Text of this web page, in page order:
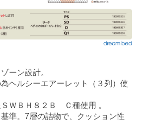
ーン設計。
ヘルシーエアーレット（３列）使
ＷＢＨ８２Ｂ Ｃ種使用 。
準。7層の詰物で、クッション性